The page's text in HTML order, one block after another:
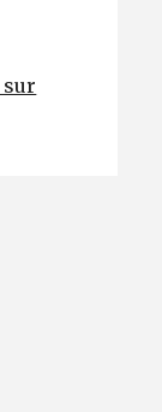
sur
sur
cet article sur